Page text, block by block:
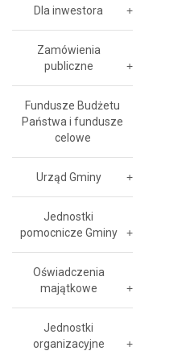
Dla inwestora
Zamówienia
publiczne
Fundusze Budżetu
Państwa i fundusze
celowe
Urząd Gminy
Jednostki
pomocnicze Gminy
Oświadczenia
majątkowe
Jednostki
organizacyjne